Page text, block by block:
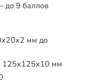
до 9 баллов
мм до
125х125х10 мм